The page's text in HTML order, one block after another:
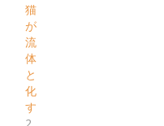
猫
が
流
体
と
化
す